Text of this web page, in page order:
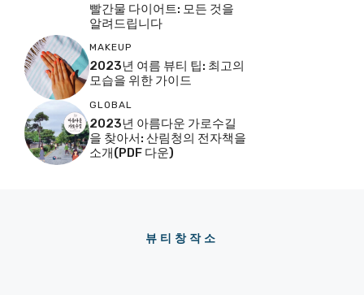
빨간물 다이어트: 모든 것을
알려드립니다
MAKEUP
2023년 여름 뷰티 팁: 최고의
모습을 위한 가이드
GLOBAL
2023년 아름다운 가로수길
을 찾아서: 산림청의 전자책을
소개(PDF 다운)
뷰티창작소